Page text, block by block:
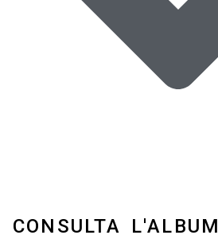
CONSULTA L'ALBUM